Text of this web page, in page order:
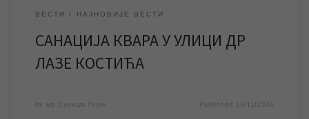
ВЕСТИ НАЈНОВИЈЕ ВЕСТИ
САНАЦИЈА КВАРА У УЛИЦИ ДР
ЛАЗЕ КОСТИЋА
by мр Синиша Гајин Published 13/11/2024